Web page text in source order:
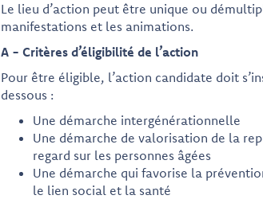
Le lieu d’action peut être unique ou
manifestations et les animations.
A - Critères d’éligibilité de l’action
Pour être éligible, l’action candidate doit
dessous :
Une démarche intergénérationnelle
Une démarche de valorisation de la
regard sur les personnes âgées
Une démarche qui favorise la
le lien social et la santé